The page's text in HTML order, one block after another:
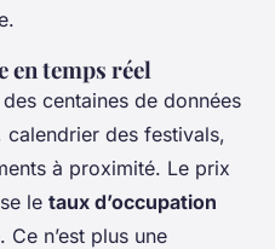
temps réel
centaines de données
des festivals,
à proximité. Le prix
le taux d’occupation
n’est plus une